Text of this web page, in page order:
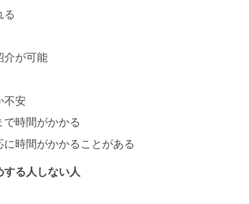
る
介が可能
不安
時間がかかる
に時間がかかることがある
する人しない人